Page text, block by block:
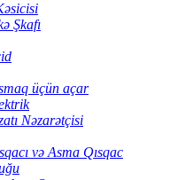
Şkafı
üçün açar
Nəzarətçisi
və Asma Qısqac